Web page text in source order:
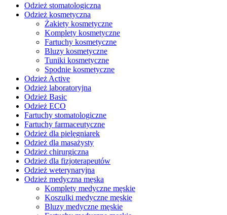
Odzież stomatologiczna
Odzież kosmetyczna
Żakiety kosmetyczne
Komplety kosmetyczne
Fartuchy kosmetyczne
Bluzy kosmetyczne
Tuniki kosmetyczne
Spodnie kosmetyczne
Odzież Active
Odzież laboratoryjna
Odzież Basic
Odzież ECO
Fartuchy stomatologiczne
Fartuchy farmaceutyczne
Odzież dla pielęgniarek
Odzież dla masażysty
Odzież chirurgiczna
Odzież dla fizjoterapeutów
Odzież weterynaryjna
Odzież medyczna męska
Komplety medyczne męskie
Koszulki medyczne męskie
Bluzy medyczne męskie